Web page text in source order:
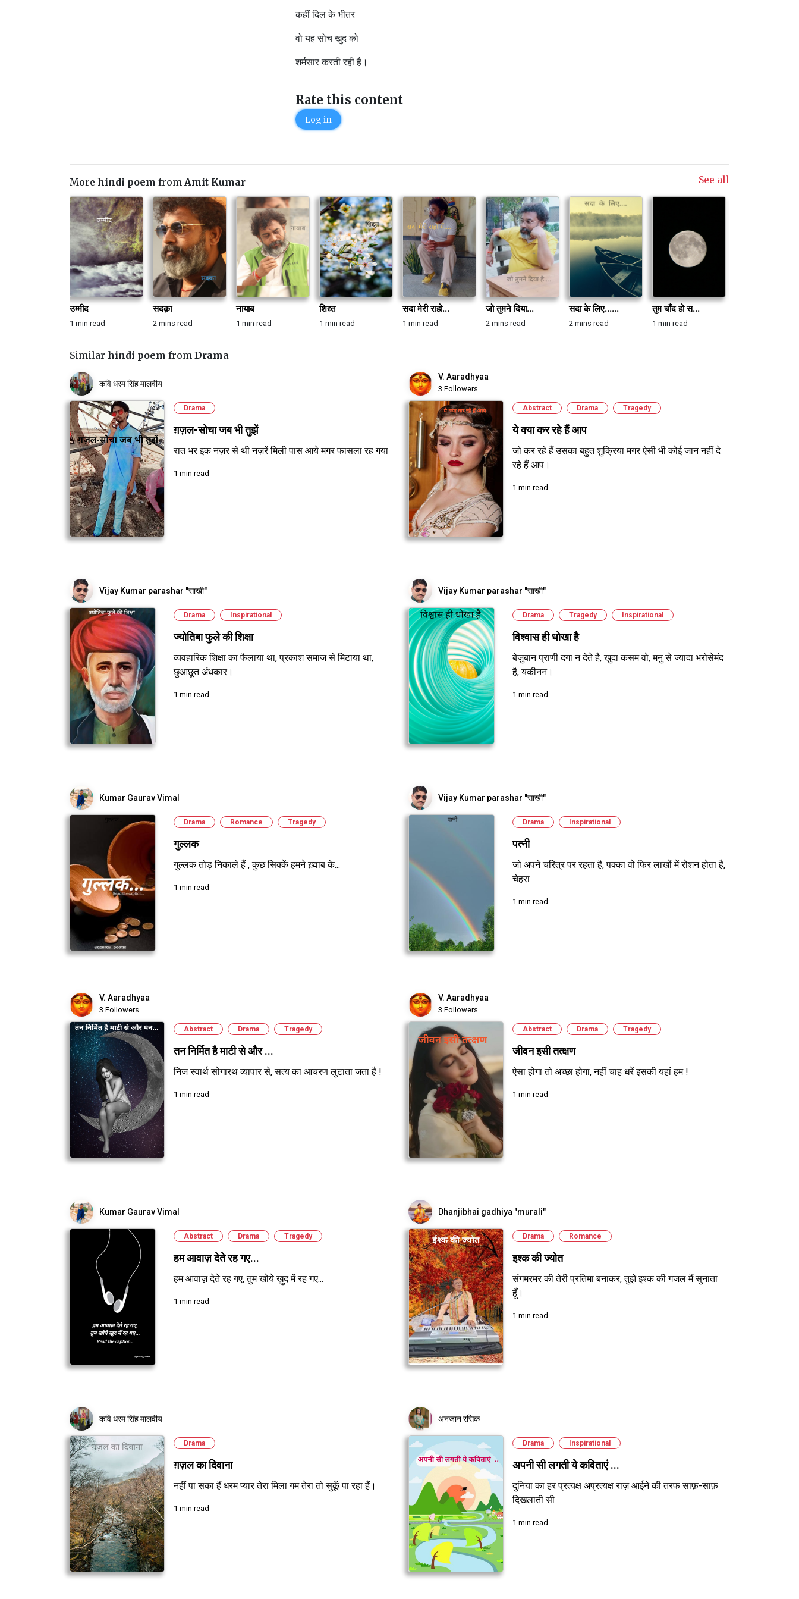
कहीं दिल के भीतर
वो यह सोच खुद को
शर्मसार करती रही है।
Rate this content
Log in
More hindi poem from Amit Kumar See all
उम्मीद
1 min read
सदक़ा
2 mins read
नायाब
1 min read
शिद्द्त
1 min read
सदा मेरी राहो...
1 min read
जो तुमने दिया...
2 mins read
सदा के लिए......
2 mins read
तुम चाँद हो स...
1 min read
Similar hindi poem from Drama
कवि धरम सिंह मालवीय
Drama
ग़ज़ल-सोचा जब भी तुझें
रात भर इक नज़र से थी नज़रें मिली पास आये मगर फासला रह गया
1 min read
V. Aaradhyaa
3 Followers
Abstract Drama Tragedy
ये क्या कर रहे हैं आप
जो कर रहे हैं उसका बहुत शुक्रिया मगर ऐसी भी कोई जान नहीं दे
रहे हैं आप।
1 min read
Vijay Kumar parashar "साखी"
Drama Inspirational
ज्योतिबा फुले की शिक्षा
व्यवहारिक शिक्षा का फैलाया था, प्रकाश समाज से मिटाया था,
छुआछूत अंधकार।
1 min read
Vijay Kumar parashar "साखी"
Drama Tragedy Inspirational
विश्वास ही धोखा है
बेजुबान प्राणी दगा न देते है, खुदा कसम वो, मनु से ज्यादा भरोसेमंद
है, यकीनन।
1 min read
Kumar Gaurav Vimal
Drama Romance Tragedy
गुल्लक
गुल्लक तोड़ निकाले हैं , कुछ सिक्कें हमने ख़्वाब के...
1 min read
Vijay Kumar parashar "साखी"
Drama Inspirational
पत्नी
जो अपने चरित्र पर रहता है, पक्का वो फिर लाखों में रोशन होता है,
चेहरा
1 min read
V. Aaradhyaa
3 Followers
Abstract Drama Tragedy
तन निर्मित है माटी से और ...
निज स्वार्थ सोगारथ व्यापार से, सत्य का आचरण लुटाता जता है !
1 min read
V. Aaradhyaa
3 Followers
Abstract Drama Tragedy
जीवन इसी तत्क्षण
ऐसा होगा तो अच्छा होगा, नहीं चाह धरें इसकी यहां हम !
1 min read
Kumar Gaurav Vimal
Abstract Drama Tragedy
​​हम आवाज़ देते रह गए...
हम आवाज़ देते रह गए, तुम खोये ख़ुद में रह गए...
1 min read
Dhanjibhai gadhiya "murali"
Drama Romance
इश्क की ज्योत
संगमरमर की तेरी प्रतिमा बनाकर, तुझे इश्क की गजल मैं सुनाता
हूँ।
1 min read
कवि धरम सिंह मालवीय
Drama
ग़ज़ल का दिवाना
नहीं पा सका हैं धरम प्यार तेरा मिला गम तेरा तो सुक़ूँ पा रहा हैं।
1 min read
अनजान रसिक
Drama Inspirational
अपनी सी लगती ये कविताएं ...
दुनिया का हर प्रत्यक्ष अप्रत्यक्ष राज़ आईने की तरफ साफ़-साफ़
दिखलाती सी
1 min read